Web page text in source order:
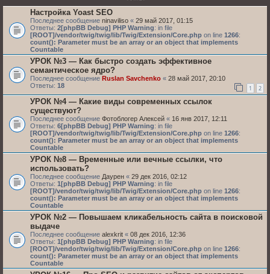
Настройка Yoast SEO
Последнее сообщение ninaviliso « 29 май 2017, 01:15
Ответы: 2[phpBB Debug] PHP Warning: in file
[ROOT]/vendor/twig/twig/lib/Twig/Extension/Core.php on line 1266:
count(): Parameter must be an array or an object that implements
Countable
УРОК №3 — Как быстро создать эффективное
семантическое ядро?
Последнее сообщение Ruslan Savchenko « 28 май 2017, 20:10
Ответы: 18 1 2
УРОК №4 — Какие виды современных ссылок
существуют?
Последнее сообщение Фотоблогер Алексей « 16 янв 2017, 12:11
Ответы: 6[phpBB Debug] PHP Warning: in file
[ROOT]/vendor/twig/twig/lib/Twig/Extension/Core.php on line 1266:
count(): Parameter must be an array or an object that implements
Countable
УРОК №8 — Временные или вечные ссылки, что
использовать?
Последнее сообщение Даурен « 29 дек 2016, 02:12
Ответы: 1[phpBB Debug] PHP Warning: in file
[ROOT]/vendor/twig/twig/lib/Twig/Extension/Core.php on line 1266:
count(): Parameter must be an array or an object that implements
Countable
УРОК №2 — Повышаем кликабельность сайта в поисковой
выдаче
Последнее сообщение alexkrit « 08 дек 2016, 12:36
Ответы: 1[phpBB Debug] PHP Warning: in file
[ROOT]/vendor/twig/twig/lib/Twig/Extension/Core.php on line 1266:
count(): Parameter must be an array or an object that implements
Countable